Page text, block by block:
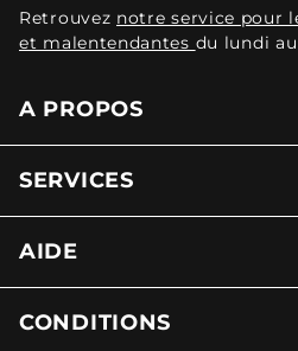
Retrouvez notre service pour
et malentendantes du lundi
A PROPOS
SERVICES
AIDE
CONDITIONS